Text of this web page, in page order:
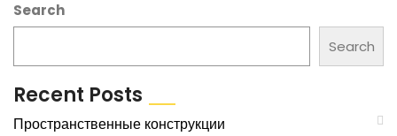
Search
Search
Recent Posts
Пространственные конструкции